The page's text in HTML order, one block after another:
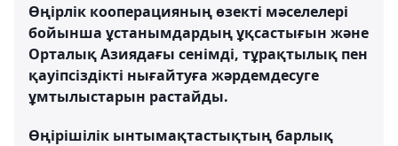
Өңірлік кооперацияның өзекті мәселелері
бойынша ұстанымдардың ұқсастығын және
Орталық Азиядағы сенімді, тұрақтылық пен
қауіпсіздікті нығайтуға жәрдемдесуге
ұмтылыстарын растайды.
Өңірішілік ынтымақтастықтың барлық